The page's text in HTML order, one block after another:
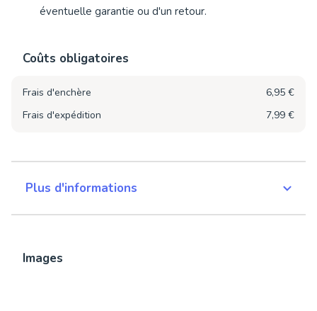
éventuelle garantie ou d'un retour.
Coûts obligatoires
Frais d'enchère
6,95 €
Frais d'expédition
7,99 €
Plus d'informations
Images